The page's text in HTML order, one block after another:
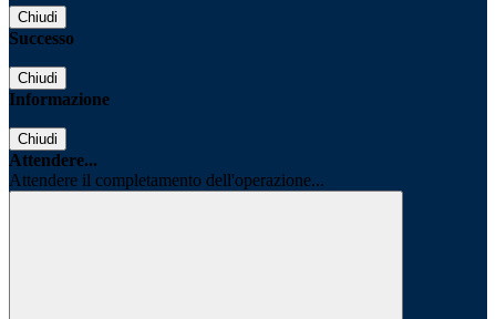
Chiudi
Successo
Chiudi
Informazione
Chiudi
Attendere...
Attendere il completamento dell'operazione...